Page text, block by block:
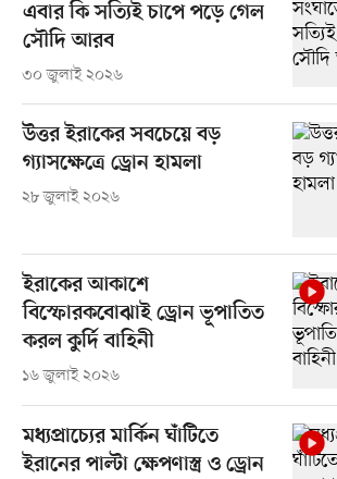
এবার কি সত্যিই চাপে পড়ে গেল
সৌদি আরব
৩০ জুলাই ২০২৬
উত্তর ইরাকের সবচেয়ে বড়
গ্যাসক্ষেত্রে ড্রোন হামলা
২৮ জুলাই ২০২৬
ইরাকের আকাশে
বিস্ফোরকবোঝাই ড্রোন ভূপাতিত
করল কুর্দি বাহিনী
১৬ জুলাই ২০২৬
মধ্যপ্রাচ্যের মার্কিন ঘাঁটিতে
ইরানের পাল্টা ক্ষেপণাস্ত্র ও ড্রোন